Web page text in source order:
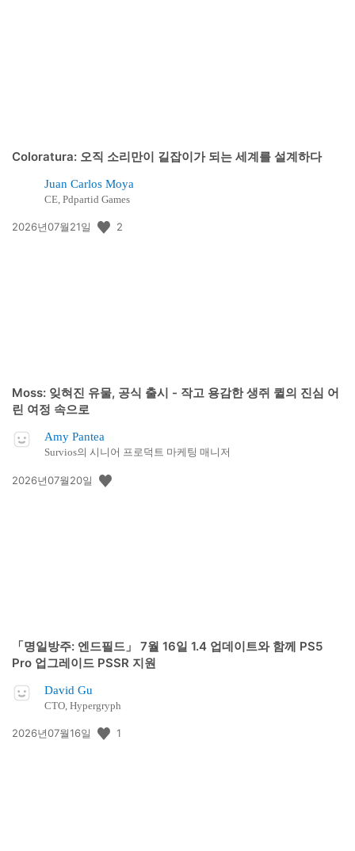
Coloratura: 오직 소리만이 길잡이가 되는 세계를 설계하다
Juan Carlos Moya
CE, Pdpartid Games
공
2026년07월21일 2
Moss: 잊혀진 유물, 공식 출시 - 작고 용감한 생쥐 퀼의 진심 어
린 여정 속으로
Amy Pantea
Survios의 시니어 프로덕트 마케팅 매니저
공
2026년07월20일
「명일방주: 엔드필드」 7월 16일 1.4 업데이트와 함께 PS5
Pro 업그레이드 PSSR 지원
David Gu
CTO, Hypergryph
공
2026년07월16일 1